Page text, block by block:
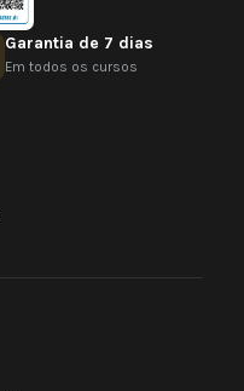
Garantia de 7 dias
Em todos os cursos